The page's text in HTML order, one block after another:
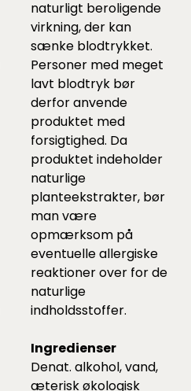
naturligt beroligende
virkning, der kan
sænke blodtrykket.
Personer med meget
lavt blodtryk bør
derfor anvende
produktet med
forsigtighed. Da
produktet indeholder
naturlige
planteekstrakter, bør
man være
opmærksom på
eventuelle allergiske
reaktioner over for de
naturlige
indholdsstoffer.
Ingredienser
Denat. alkohol, vand,
æterisk økologisk